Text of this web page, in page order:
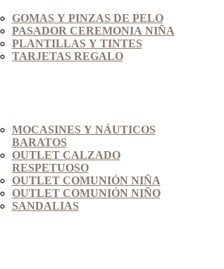
GOMAS Y PINZAS DE PELO
PASADOR CEREMONIA NIÑA
PLANTILLAS Y TINTES
TARJETAS REGALO
MOCASINES Y NÁUTICOS
BARATOS
OUTLET CALZADO
RESPETUOSO
OUTLET COMUNIÓN NIÑA
OUTLET COMUNIÓN NIÑO
SANDALIAS